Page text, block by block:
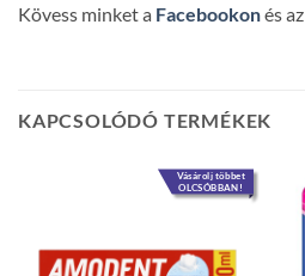
Kövess minket a Facebookonés az
KAPCSOLÓDÓ TERMÉKEK
Vásárolj többet
OLCSÓBBAN!